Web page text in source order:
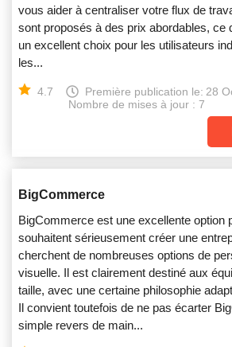
vous aider à centraliser votre flux de
sont proposés à des prix abordables, ce
un excellent choix pour les utilisateurs
les...
4.7 Première publication le: 28
Nombre de mises à jour : 7
BigCommerce
BigCommerce est une excellente option
souhaitent sérieusement créer une
cherchent de nombreuses options de
visuelle. Il est clairement destiné aux
taille, avec une certaine philosophie
Il convient toutefois de ne pas écarter
simple revers de main...